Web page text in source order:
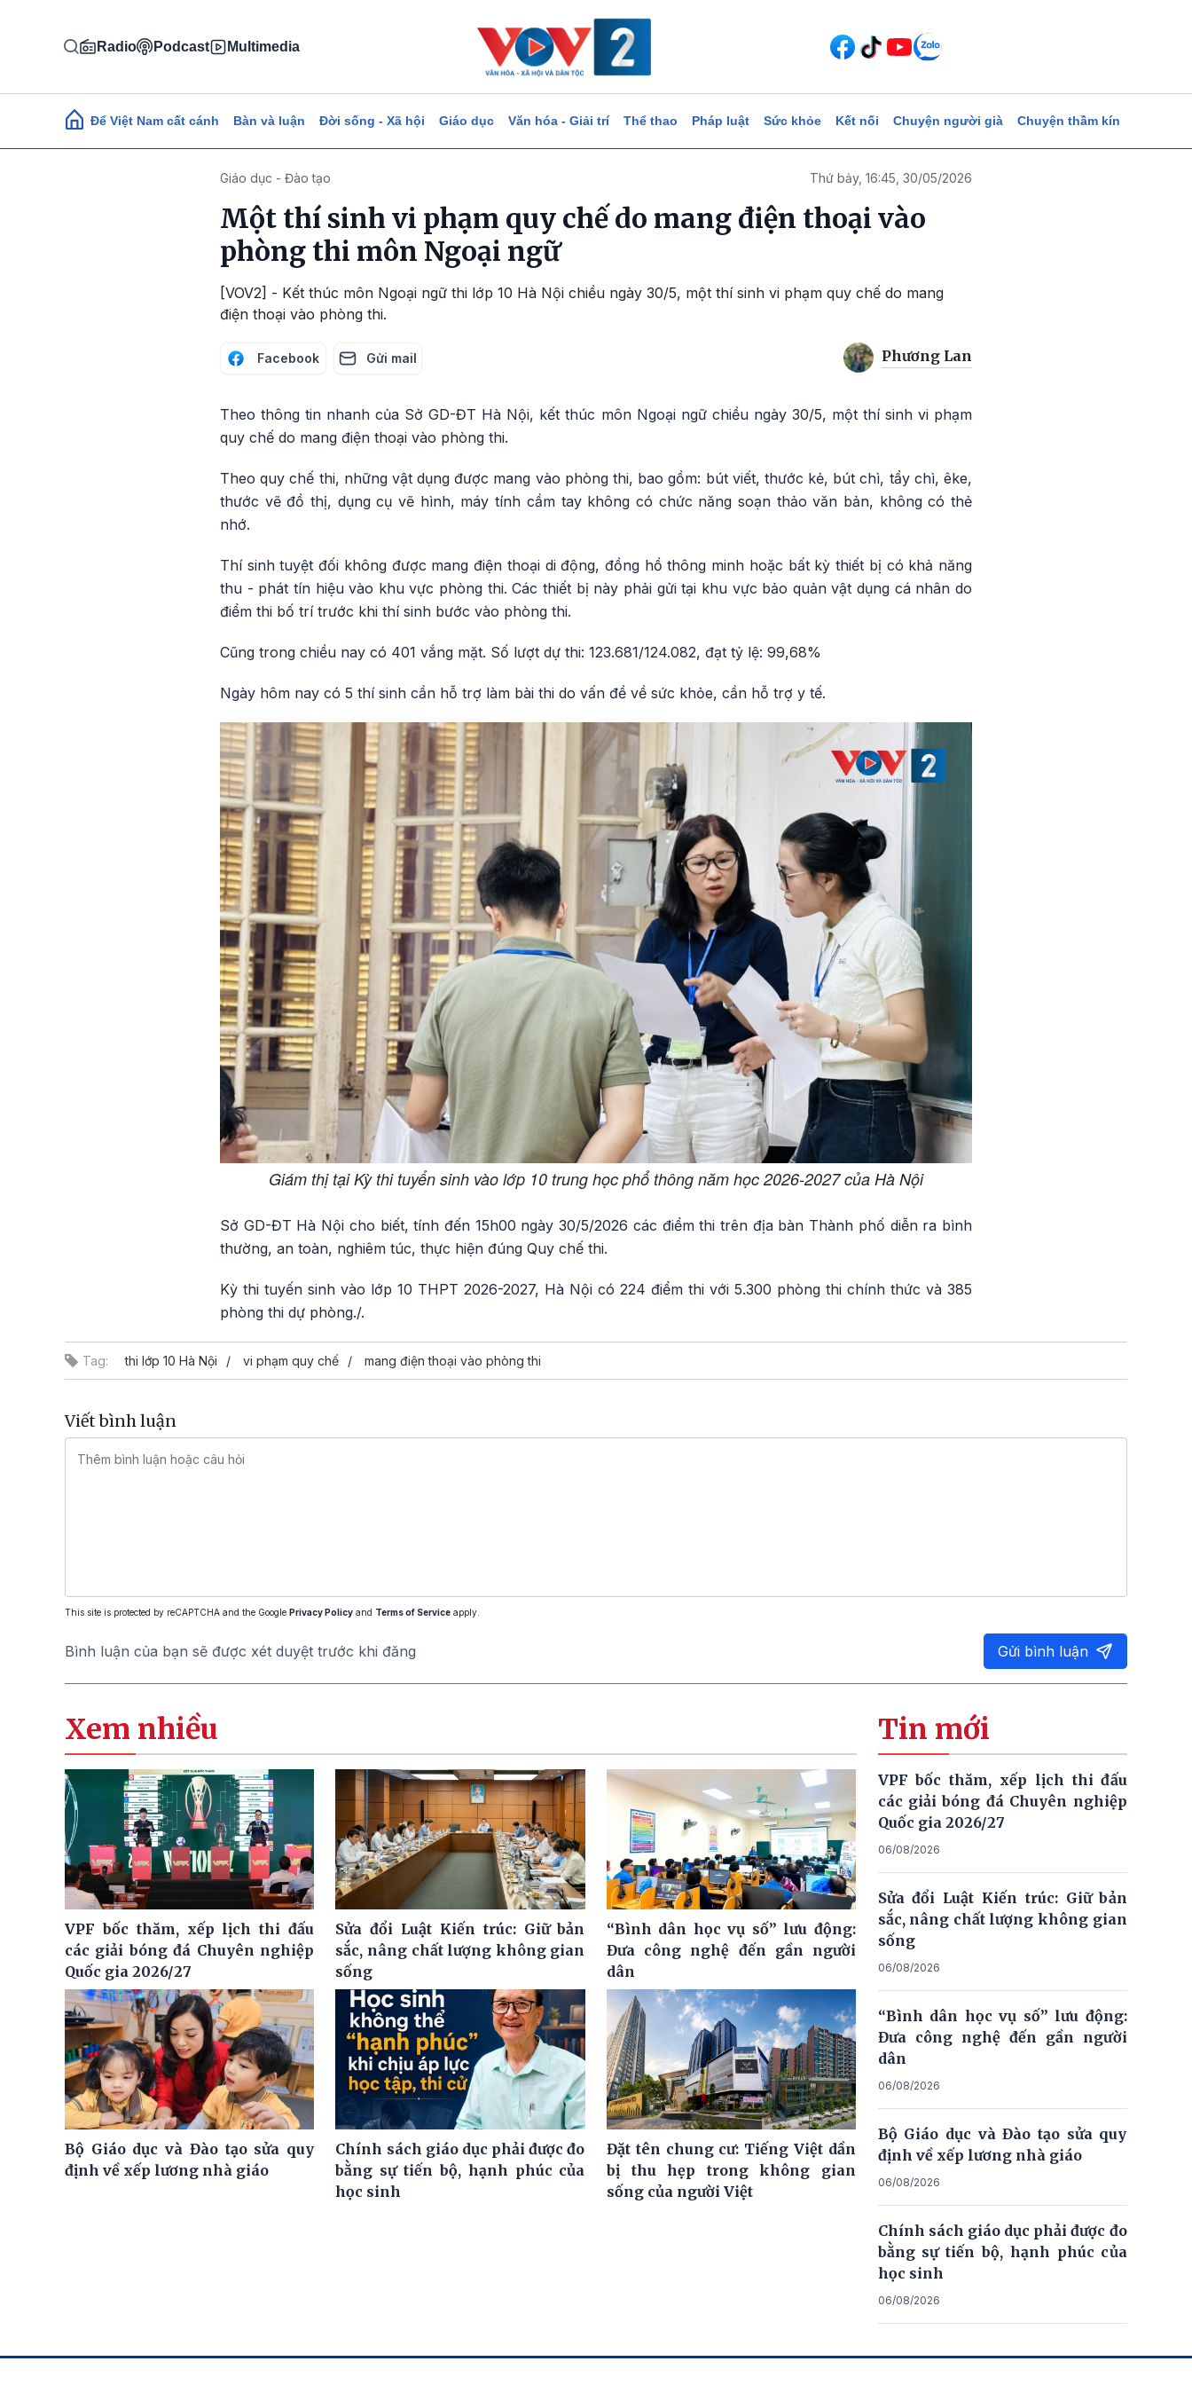
Radio Podcast Multimedia
Main navigation
Để Việt Nam cất cánh Bàn và luận Đời sống - Xã hội Giáo dục Văn hóa - Giải trí Thể thao Pháp luật Sức khỏe Kết nối Chuyện người già Chuyện thầm kín
Giáo dục - Đào tạo Thứ bảy, 16:45, 30/05/2026
Một thí sinh vi phạm quy chế do mang điện thoại vào
phòng thi môn Ngoại ngữ
[VOV2] - Kết thúc môn Ngoại ngữ thi lớp 10 Hà Nội chiều ngày 30/5, một thí sinh vi phạm quy chế do mang
điện thoại vào phòng thi.
Facebook Gửi mail Phương Lan
Theo thông tin nhanh của Sở GD-ĐT Hà Nội, kết thúc môn Ngoại ngữ chiều ngày 30/5, một thí sinh vi phạm
quy chế do mang điện thoại vào phòng thi.
Theo quy chế thi, những vật dụng được mang vào phòng thi, bao gồm: bút viết, thước kẻ, bút chì, tẩy chì, êke,
thước vẽ đồ thị, dụng cụ vẽ hình, máy tính cầm tay không có chức năng soạn thảo văn bản, không có thẻ
nhớ.
Thí sinh tuyệt đối không được mang điện thoại di động, đồng hồ thông minh hoặc bất kỳ thiết bị có khả năng
thu - phát tín hiệu vào khu vực phòng thi. Các thiết bị này phải gửi tại khu vực bảo quản vật dụng cá nhân do
điểm thi bố trí trước khi thí sinh bước vào phòng thi.
Cũng trong chiều nay có 401 vắng mặt. Số lượt dự thi: 123.681/124.082, đạt tỷ lệ: 99,68%
Ngày hôm nay có 5 thí sinh cần hỗ trợ làm bài thi do vấn đề về sức khỏe, cần hỗ trợ y tế.
Giám thị tại Kỳ thi tuyển sinh vào lớp 10 trung học phổ thông năm học 2026-2027 của Hà Nội
Sở GD-ĐT Hà Nội cho biết, tính đến 15h00 ngày 30/5/2026 các điểm thi trên địa bàn Thành phố diễn ra bình
thường, an toàn, nghiêm túc, thực hiện đúng Quy chế thi.
Kỳ thi tuyến sinh vào lớp 10 THPT 2026-2027, Hà Nội có 224 điểm thi với 5.300 phòng thi chính thức và 385
phòng thi dự phòng./.
Tag: thi lớp 10 Hà Nội vi phạm quy chế mang điện thoại vào phòng thi
Viết bình luận
This site is protected by reCAPTCHA and the Google Privacy Policy and Terms of Service apply.
Bình luận của bạn sẽ được xét duyệt trước khi đăng Gửi bình luận
Xem nhiều
VPF bốc thăm, xếp lịch thi đấu
các giải bóng đá Chuyên nghiệp
Quốc gia 2026/27
Sửa đổi Luật Kiến trúc: Giữ bản
sắc, nâng chất lượng không gian
sống
“Bình dân học vụ số” lưu động:
Đưa công nghệ đến gần người
dân
Bộ Giáo dục và Đào tạo sửa quy
định về xếp lương nhà giáo
Chính sách giáo dục phải được đo
bằng sự tiến bộ, hạnh phúc của
học sinh
Đặt tên chung cư: Tiếng Việt dần
bị thu hẹp trong không gian
sống của người Việt
Tin mới
VPF bốc thăm, xếp lịch thi đấu
các giải bóng đá Chuyên nghiệp
Quốc gia 2026/27
06/08/2026
Sửa đổi Luật Kiến trúc: Giữ bản
sắc, nâng chất lượng không gian
sống
06/08/2026
“Bình dân học vụ số” lưu động:
Đưa công nghệ đến gần người
dân
06/08/2026
Bộ Giáo dục và Đào tạo sửa quy
định về xếp lương nhà giáo
06/08/2026
Chính sách giáo dục phải được đo
bằng sự tiến bộ, hạnh phúc của
học sinh
06/08/2026